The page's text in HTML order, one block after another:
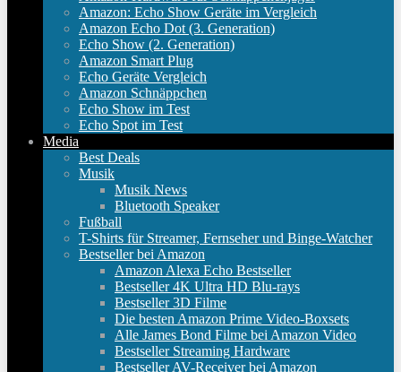
Amazon: Echo Show Geräte im Vergleich
Amazon Echo Dot (3. Generation)
Echo Show (2. Generation)
Amazon Smart Plug
Echo Geräte Vergleich
Amazon Schnäppchen
Echo Show im Test
Echo Spot im Test
Media
Best Deals
Musik
Musik News
Bluetooth Speaker
Fußball
T-Shirts für Streamer, Fernseher und Binge-Watcher
Bestseller bei Amazon
Amazon Alexa Echo Bestseller
Bestseller 4K Ultra HD Blu-rays
Bestseller 3D Filme
Die besten Amazon Prime Video-Boxsets
Alle James Bond Filme bei Amazon Video
Bestseller Streaming Hardware
Bestseller AV-Receiver bei Amazon